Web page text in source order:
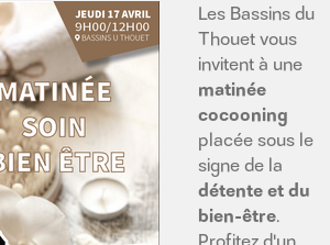
Les Bassins du
Thouet vous
invitent à une
matinée
cocooning
placée sous le
signe de la
détente et du
bien-être.